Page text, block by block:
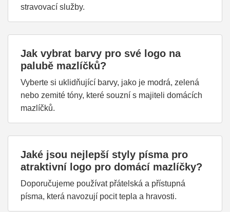
stravovací služby.
Jak vybrat barvy pro své logo na
palubě mazlíčků?
Vyberte si uklidňující barvy, jako je modrá, zelená
nebo zemité tóny, které souzní s majiteli domácích
mazlíčků.
Jaké jsou nejlepší styly písma pro
atraktivní logo pro domácí mazlíčky?
Doporučujeme používat přátelská a přístupná
písma, která navozují pocit tepla a hravosti.